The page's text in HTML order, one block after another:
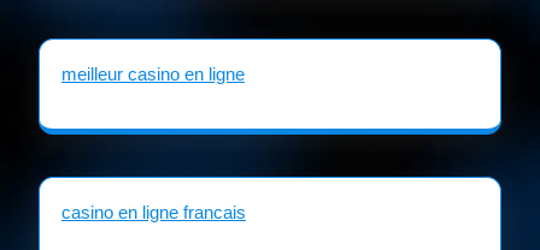
meilleur casino en ligne
casino en ligne francais